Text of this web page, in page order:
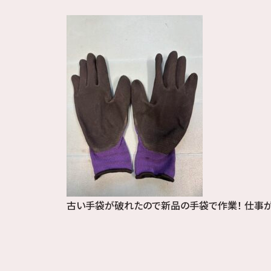
古い手袋が破れたので新品の手袋で作業！ 仕事が